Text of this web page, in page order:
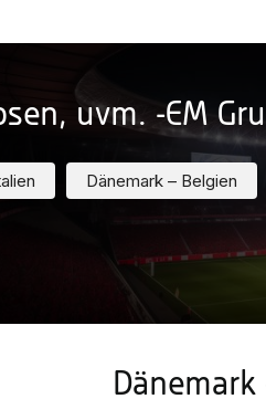
uvm. -EM
Dänemark – Belgien